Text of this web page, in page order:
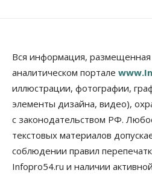
заключили под стражу
07 Августа 2026, 10:15
Общество
Недели жары
Новосибирской области, но
Бизнес Право&Порядок
Предприятия
Вся информация,
аналитическом портале
иллюстрации, фотографии,
элементы дизайна, видео),
с законодательством РФ.
текстовых материалов
соблюдении правил
Infopro54.ru и наличии